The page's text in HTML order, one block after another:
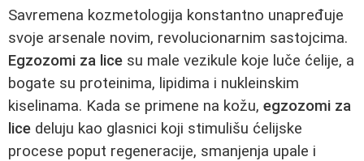
Savremena kozmetologija konstantno unapređuje
svoje arsenale novim, revolucionarnim sastojcima.
Egzozomi za lice su male vezikule koje luče ćelije, a
bogate su proteinima, lipidima i nukleinskim
kiselinama. Kada se primene na kožu, egzozomi za
lice deluju kao glasnici koji stimulišu ćelijske
procese poput regeneracije, smanjenja upale i